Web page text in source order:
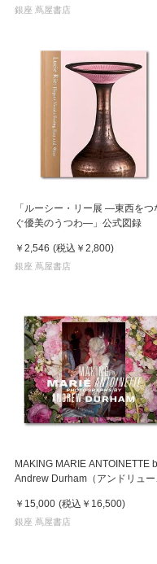
銀座 蔦屋書店
「ルーシー・リー展 ―東西をつ
ぐ優美のうつわ―」公式図録
￥2,546 (税込 ￥2,800)
銀座 蔦屋書店
MAKING MARIE ANTOINETTE
Andrew Durham（アンドリュー
作品集
￥15,000 (税込 ￥16,500)
銀座 蔦屋書店